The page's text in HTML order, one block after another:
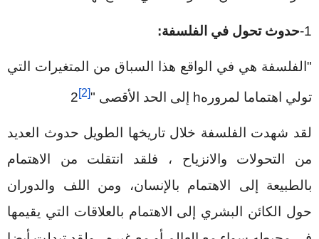
1- حدوث تحول في الفلسفة:
"الفلسفة هي في الواقع هذا السباق من المتغيرات التي
تولي اهتماما لمرورهh إلى الحد الأقصى " 2[2]
لقد شهدت الفلسفة خلال تاريخها الطويل حدوث العديد
من التحولات والانزياح ، فلقد انتقلت من الاهتمام
بالطبيعة إلى الاهتمام بالإنسان، ومن اللف والدوران
حول الكائن البشري إلى الاهتمام بالعلاقات التي يقيمها